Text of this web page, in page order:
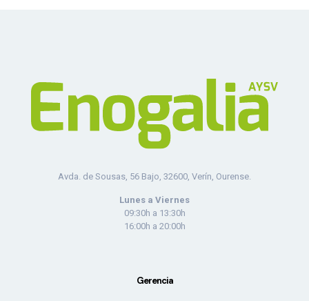
Avda. de Sousas, 56 Bajo, 32600, Verín, Ourense.
Lunes a Viernes
09:30h a 13:30h
16:00h a 20:00h
Gerencia